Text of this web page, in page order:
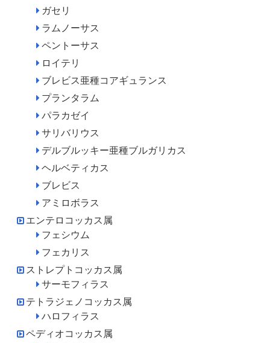
ガセリ
ラムノーサス
ペントーサス
ロイテリ
ブレビス亜種コアギュランス
プランタラム
パラカゼイ
サリバリウス
デルブルッキー亜種ブルガリカス
ヘルベティカス
ブレビス
アミロボラス
エンテロコッカス属
フェシウム
フェカリス
ストレプトコッカス属
サーモフィラス
テトラジェノコッカス属
ハロフィラス
ペディオコッカス属